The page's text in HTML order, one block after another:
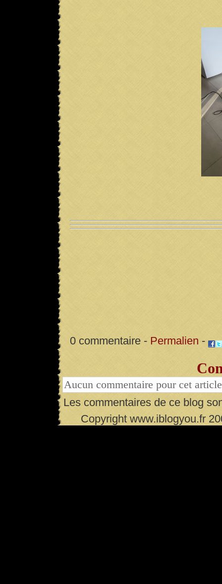
0 commentaire - Permalien -
Aucun commentaire pour cet article
Les commentaires de ce blog
Copyright www.iblogyou.fr